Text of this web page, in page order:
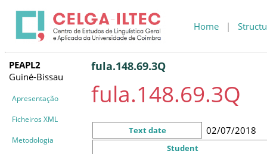
Home |
PEAPL2
Guiné-Bissau
Apresentação
Ficheiros XML
Metodologia
fula.148.69.3Q
fula.148.69.3Q
Text date 02/07/2018
Student